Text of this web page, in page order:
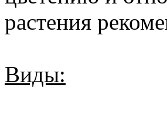
растения
Виды: